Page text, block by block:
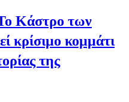
Κάστρο των
κρίσιμο κομμάτι
της